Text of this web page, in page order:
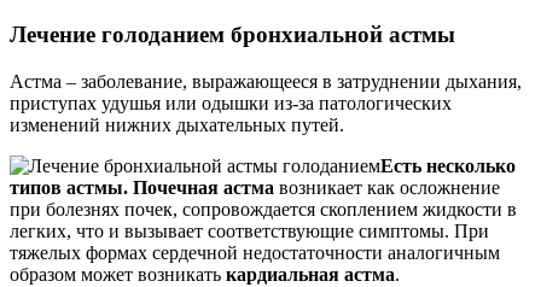
Лечение голоданием бронхиальной астмы
Астма – заболевание, выражающееся в затруднении дыхания,
приступах удушья или одышки из-за патологических
изменений нижних дыхательных путей.
Есть несколько
типов астмы. Почечная астма возникает как осложнение
при болезнях почек, сопровождается скоплением жидкости в
легких, что и вызывает соответствующие симптомы. При
тяжелых формах сердечной недостаточности аналогичным
образом может возникать кардиальная астма.